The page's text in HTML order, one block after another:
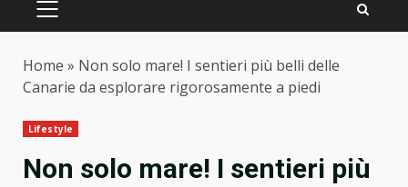
PRIMARY
Home » Non solo mare! I sentieri più belli delle
Canarie da esplorare rigorosamente a piedi
Lifestyle
Non solo mare! I sentieri più